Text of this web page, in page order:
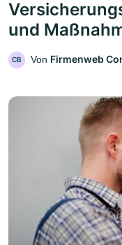
und
CB Von Firmenweb